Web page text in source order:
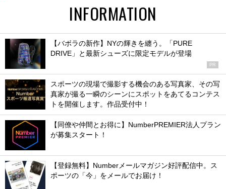
INFORMATION
【バボラの新作】NYの輝きを纏う。「PURE
DRIVE」と最新シューズに限定モデルが登場
PR
スポーツの現場で撮影する機会のある写真家、その写
真家が撮る一瞬のシーンにスポットをあてるコンテス
トを開催します。作品受付中！
【同僚や仲間とお得に】NumberPREMIER法人プラン
が募集スタート！
【登録無料】Numberメールマガジン好評配信中。ス
ポーツの「今」をメールでお届け！